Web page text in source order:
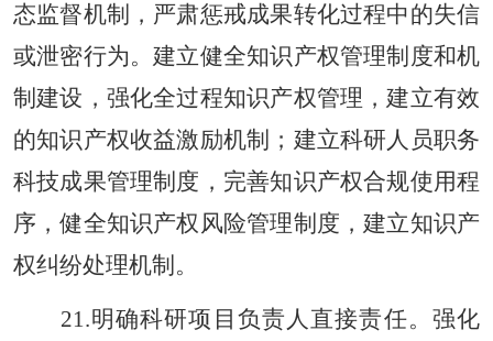
态监督机制，严肃惩戒成果转化过程中的失信
或泄密行为。建立健全知识产权管理制度和机
制建设，强化全过程知识产权管理，建立有效
的知识产权收益激励机制；建立科研人员职务
科技成果管理制度，完善知识产权合规使用程
序，健全知识产权风险管理制度，建立知识产
权纠纷处理机制。
21.明确科研项目负责人直接责任。强化